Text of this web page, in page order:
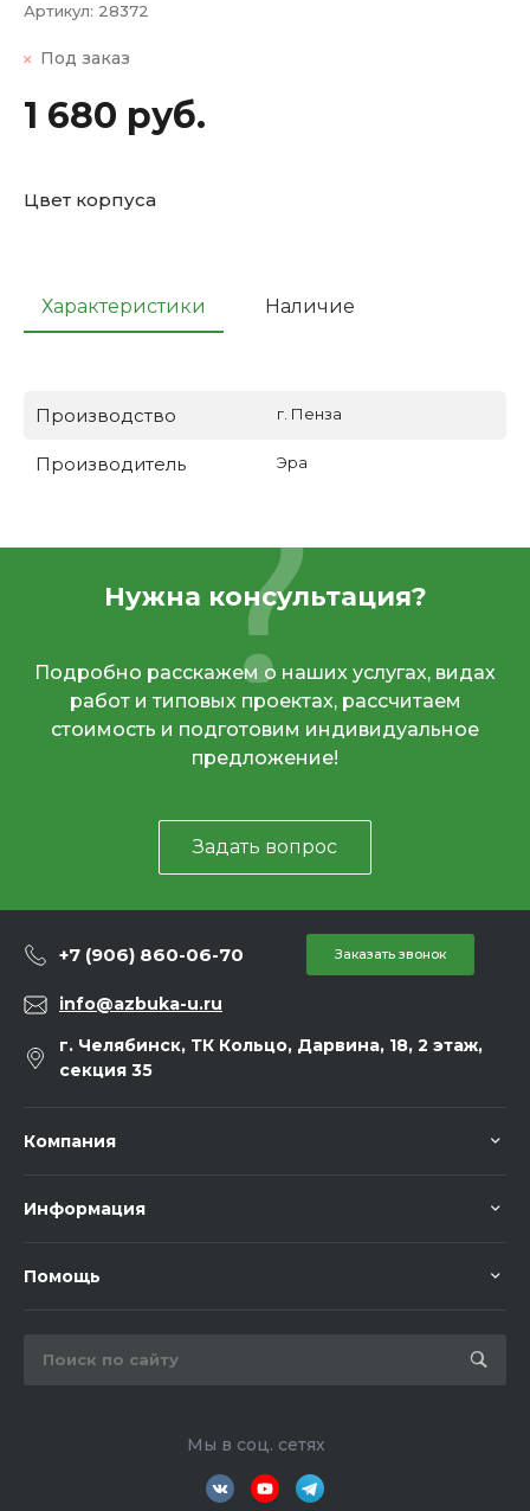
Артикул: 28372
Под заказ
1 680 руб.
Цвет корпуса
Характеристики Наличие
Производство г. Пенза
Производитель Эра
Нужна консультация?
Подробно расскажем о наших услугах, видах
работ и типовых проектах, рассчитаем
стоимость и подготовим индивидуальное
предложение!
Задать вопрос
+7 (906) 860-06-70 Заказать звонок
info@azbuka-u.ru
г. Челябинск, ТК Кольцо, Дарвина, 18, 2 этаж,
секция 35
Компания
Информация
Помощь
Мы в соц. сетях